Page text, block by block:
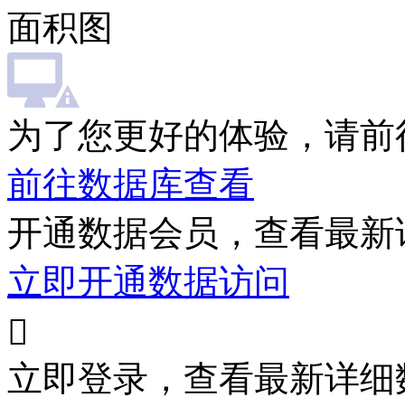
面积图
为了您更好的体验，请
前往数据库查看
开通数据会员，查看最
立即开通数据访问

立即登录，查看最新详细